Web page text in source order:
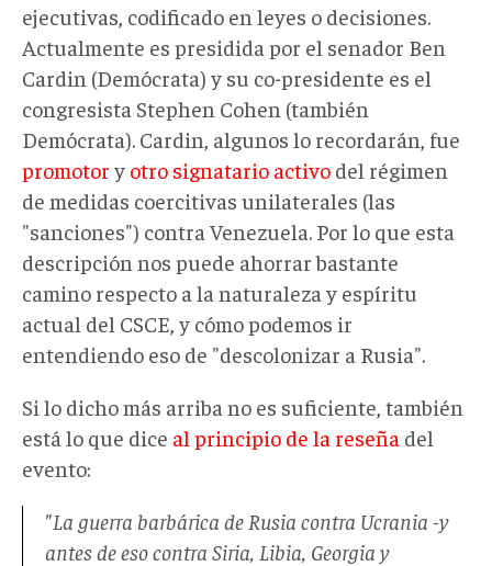
ejecutivas, codificado en leyes o decisiones.
Actualmente es presidida por el senador Ben
Cardin (Demócrata) y su co-presidente es el
congresista Stephen Cohen (también
Demócrata). Cardin, algunos lo recordarán, fue
promotor y otro signatario activo del régimen
de medidas coercitivas unilaterales (las
"sanciones") contra Venezuela. Por lo que esta
descripción nos puede ahorrar bastante
camino respecto a la naturaleza y espíritu
actual del CSCE, y cómo podemos ir
entendiendo eso de "descolonizar a Rusia".
Si lo dicho más arriba no es suficiente, también
está lo que dice al principio de la reseña del
evento:
"La guerra barbárica de Rusia contra Ucrania -y
antes de eso contra Siria, Libia, Georgia y